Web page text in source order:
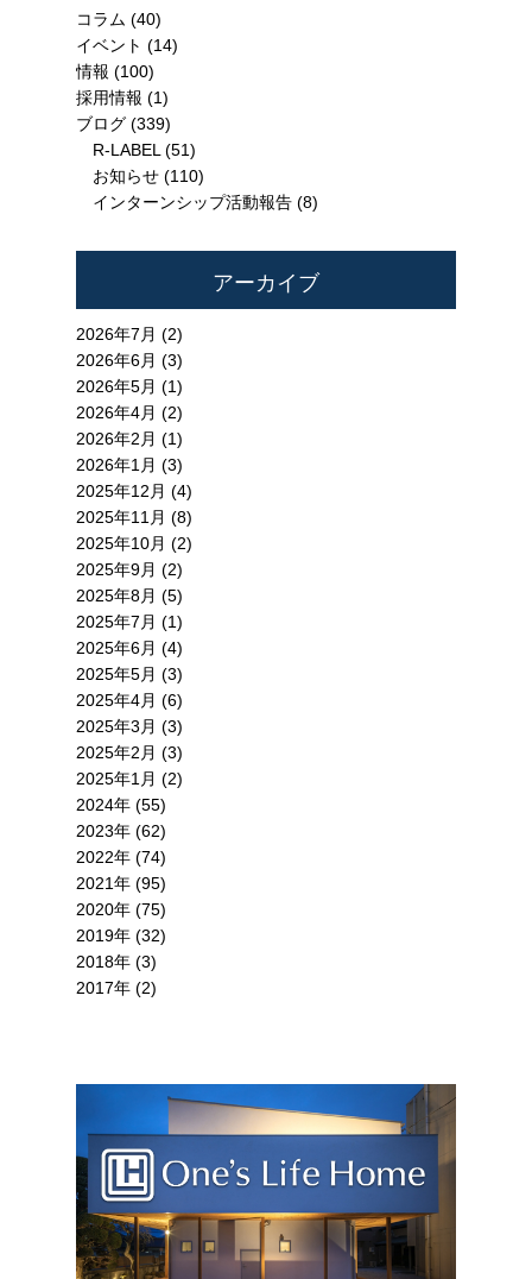
コラム (40)
イベント (14)
情報 (100)
採用情報 (1)
ブログ (339)
R-LABEL (51)
お知らせ (110)
インターンシップ活動報告 (8)
アーカイブ
2026年7月 (2)
2026年6月 (3)
2026年5月 (1)
2026年4月 (2)
2026年2月 (1)
2026年1月 (3)
2025年12月 (4)
2025年11月 (8)
2025年10月 (2)
2025年9月 (2)
2025年8月 (5)
2025年7月 (1)
2025年6月 (4)
2025年5月 (3)
2025年4月 (6)
2025年3月 (3)
2025年2月 (3)
2025年1月 (2)
2024年 (55)
2023年 (62)
2022年 (74)
2021年 (95)
2020年 (75)
2019年 (32)
2018年 (3)
2017年 (2)